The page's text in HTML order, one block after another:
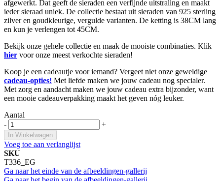
afgewerkt. Dat geeft de sieraden een verfijnde uitstraling en maakt
ieder sieraad uniek. De collectie bestaat uit sieraden van 925 sterling
zilver en goudkleurige, vergulde varianten. De ketting is 38CM lang
en kun je verlengen tot 45CM.
Bekijk onze gehele collectie en maak de mooiste combinaties. Klik
hier voor onze meest verkochte sieraden!
Koop je een cadeautje voor iemand? Vergeet niet onze geweldige
cadeau-opties! Met liefde maken we jouw cadeau nog specialer.
Met zorg en aandacht maken we jouw cadeau extra bijzonder, want
een mooie cadeauverpakking maakt het geven nóg leuker.
Aantal
-
+
In Winkelwagen
Voeg toe aan verlanglijst
SKU
T336_EG
Ga naar het einde van de afbeeldingen-gallerij